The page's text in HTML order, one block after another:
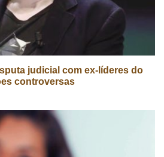
judicial com ex-líderes do
controversas